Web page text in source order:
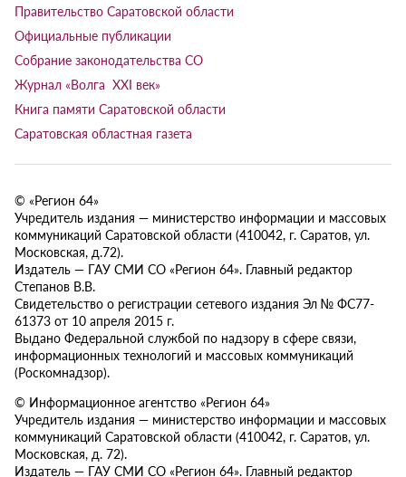
Правительство Саратовской области
Официальные публикации
Собрание законодательства СО
Журнал «Волга XXI век»
Книга памяти Саратовской области
Саратовская областная газета
© «Регион 64»
Учредитель издания — министерство информации и массовых
коммуникаций Саратовской области (410042, г. Саратов, ул.
Московская, д.72).
Издатель — ГАУ СМИ СО «Регион 64». Главный редактор
Степанов В.В.
Свидетельство о регистрации сетевого издания Эл № ФС77-
61373 от 10 апреля 2015 г.
Выдано Федеральной службой по надзору в сфере связи,
информационных технологий и массовых коммуникаций
(Роскомнадзор).
© Информационное агентство «Регион 64»
Учредитель издания — министерство информации и массовых
коммуникаций Саратовской области (410042, г. Саратов, ул.
Московская, д. 72).
Издатель — ГАУ СМИ СО «Регион 64». Главный редактор